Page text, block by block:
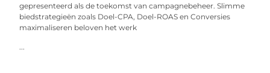
gepresenteerd als de toekomst van campagnebeheer. Slimme
biedstrategieën zoals Doel-CPA, Doel-ROAS en Conversies
maximaliseren beloven het werk
...